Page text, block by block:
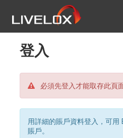
登入
必須先登入才能取存此頁面
用詳細的賬戶資料登入，可
賬戶。